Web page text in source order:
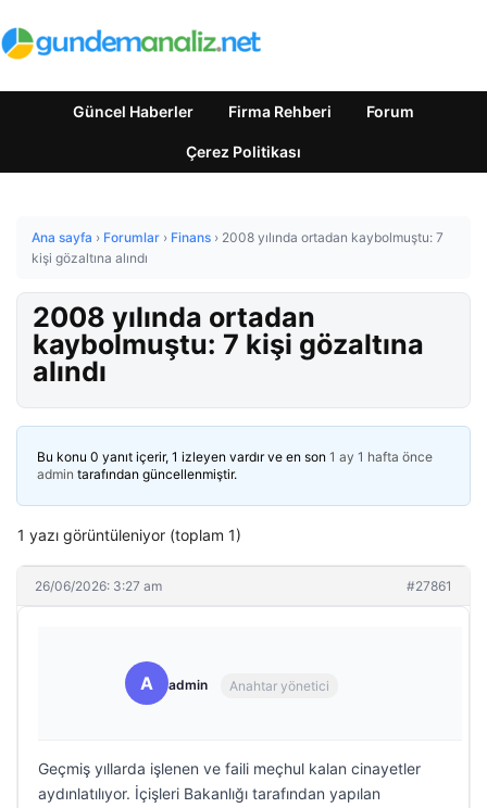
Güncel Haberler Firma Rehberi Forum
Çerez Politikası
Ana sayfa › Forumlar › Finans › 2008 yılında ortadan kaybolmuştu: 7
kişi gözaltına alındı
2008 yılında ortadan
kaybolmuştu: 7 kişi gözaltına
alındı
Bu konu 0 yanıt içerir, 1 izleyen vardır ve en son 1 ay 1 hafta önce
admin tarafından güncellenmiştir.
1 yazı görüntüleniyor (toplam 1)
26/06/2026: 3:27 am #27861
A admin Anahtar yönetici
Geçmiş yıllarda işlenen ve faili meçhul kalan cinayetler
aydınlatılıyor. İçişleri Bakanlığı tarafından yapılan